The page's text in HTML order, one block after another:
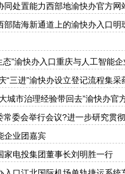
同处置能力西部地渝快办官方
部陆海新通道上的渝快办入口明
态”渝快办入口重庆与人工智能
“三进”渝快办设立登记流程集采
城市治理经验带回去”渝快办
常委会举行会议?进一步研究贯
企业团嘉宾
家电投集团董事长刘明胜一行